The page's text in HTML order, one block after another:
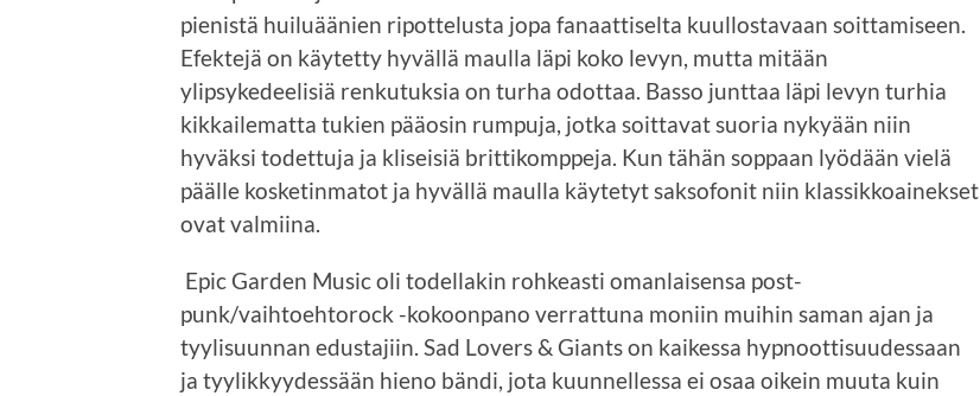
pienistä huiluäänien ripottelusta jopa fanaattiselta kuullostavaan soittamiseen.
Efektejä on käytetty hyvällä maulla läpi koko levyn, mutta mitään
ylipsykedeelisiä renkutuksia on turha odottaa. Basso junttaa läpi levyn turhia
kikkailematta tukien pääosin rumpuja, jotka soittavat suoria nykyään niin
hyväksi todettuja ja kliseisiä brittikomppeja. Kun tähän soppaan lyödään vielä
päälle kosketinmatot ja hyvällä maulla käytetyt saksofonit niin klassikkoainekset
ovat valmiina.
Epic Garden Music oli todellakin rohkeasti omanlaisensa post-
punk/vaihtoehtorock -kokoonpano verrattuna moniin muihin saman ajan ja
tyylisuunnan edustajiin. Sad Lovers & Giants on kaikessa hypnoottisuudessaan
ja tyylikkyydessään hieno bändi, jota kuunnellessa ei osaa oikein muuta kuin